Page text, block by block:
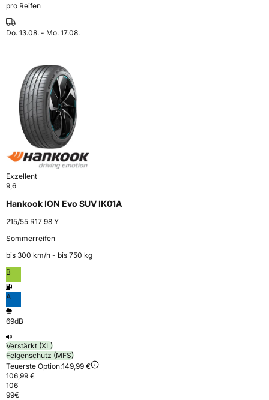
pro Reifen
Do. 13.08. - Mo. 17.08.
Exzellent
9,6
Hankook ION Evo SUV IK01A
215/55 R17 98 Y
Sommerreifen
bis 300 km⁠/⁠h - bis 750 kg
B
A
69dB
Verstärkt (XL)
Felgenschutz (MFS)
Teuerste Option:149,99 €
106,99 €
106
99€